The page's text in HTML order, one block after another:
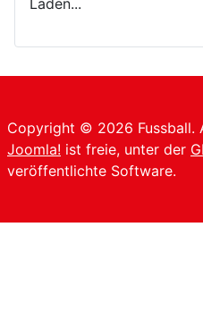
Copyright © 2026 Fussball.
Joomla! ist freie, unter der
veröffentlichte Software.